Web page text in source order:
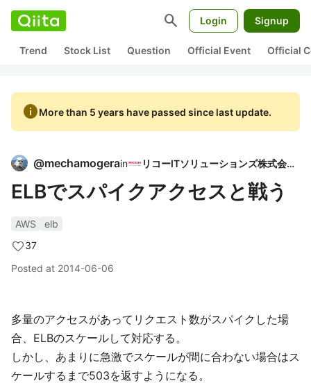
search Login Signup
Trend Stock List Question Official Event Official
infoMore than 5 years have passed since last update.
@mechamogerain リコーITソリューションズ株式会社
ELBでスパイクアクセスと戦う
AWS
elb
37
Posted at 2014-06-06
多量のアクセスがあってリクエスト数がスパイクした場
合、ELBのスケールして対応する。
しかし、あまりに急激でスケールが間に合わない場合はス
ケールするまで503を返すようになる。